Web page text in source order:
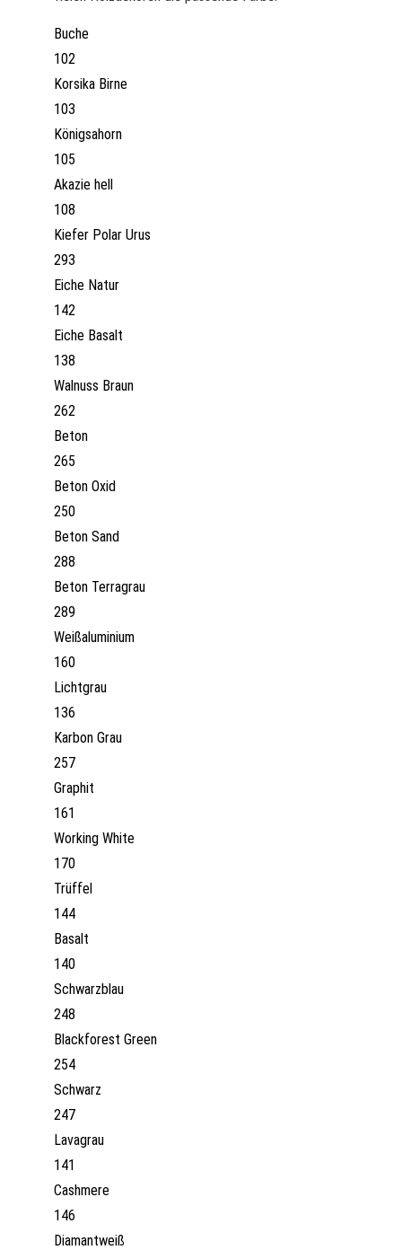
Buche
102
Korsika Birne
103
Königsahorn
105
Akazie hell
108
Kiefer Polar Urus
293
Eiche Natur
142
Eiche Basalt
138
Walnuss Braun
262
Beton
265
Beton Oxid
250
Beton Sand
288
Beton Terragrau
289
Weißaluminium
160
Lichtgrau
136
Karbon Grau
257
Graphit
161
Working White
170
Trüffel
144
Basalt
140
Schwarzblau
248
Blackforest Green
254
Schwarz
247
Lavagrau
141
Cashmere
146
Diamantweiß